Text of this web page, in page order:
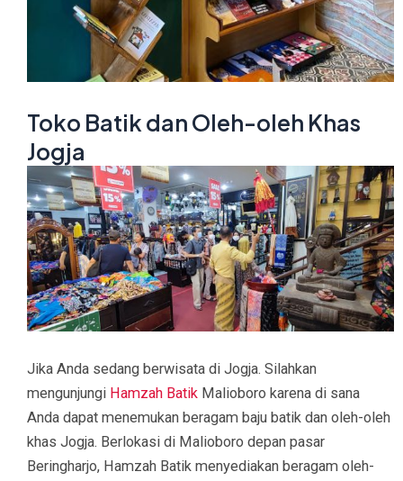
Toko Batik dan Oleh-oleh Khas
Jogja
Jika Anda sedang berwisata di Jogja. Silahkan
mengunjungi Hamzah Batik Malioboro karena di sana
Anda dapat menemukan beragam baju batik dan oleh-oleh
khas Jogja. Berlokasi di Malioboro depan pasar
Beringharjo, Hamzah Batik menyediakan beragam oleh-